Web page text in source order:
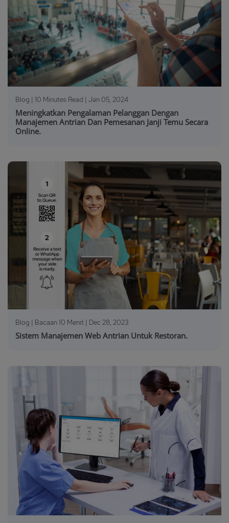
Blog | 10 Minutes Read | Jan 05, 2024
Meningkatkan Pengalaman Pelanggan Dengan
Manajemen Antrian Dan Pemesanan Janji Temu Secara
Online.
Blog | Bacaan 10 Menit | Dec 28, 2023
Sistem Manajemen Web Antrian Untuk Restoran.